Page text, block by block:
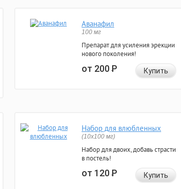
Аванафил
100 мг
Препарат для усиления эрекции
нового поколения!
от 200Р Купить
Набор для влюбленных
(10х100 мг)
Набор для двоих, добавь страсти
в постель!
от 120Р Купить